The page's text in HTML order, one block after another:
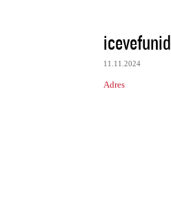
icevefunid
11.11.2024
Adres